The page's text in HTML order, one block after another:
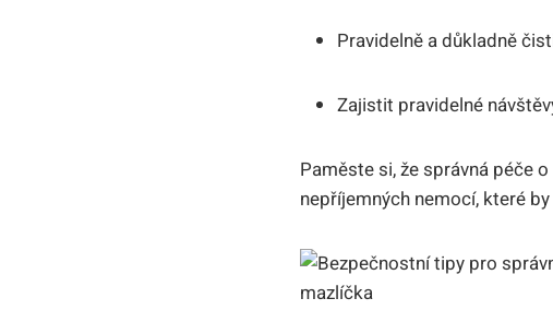
Pravidelně a důkladně
Zajistit pravidelné
Paměste si, že správná péče
nepříjemných nemocí, které